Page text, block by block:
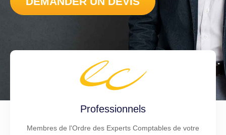
Professionnels
Membres de l'Ordre des Experts Comptables de votre